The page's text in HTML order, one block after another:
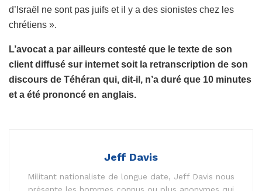
d’Israël ne sont pas juifs et il y a des sionistes chez les
chrétiens ».
L’avocat a par ailleurs contesté que le texte de son
client diffusé sur internet soit la retranscription de son
discours de Téhéran qui, dit-il, n’a duré que 10 minutes
et a été prononcé en anglais.
Jeff Davis
Militant nationaliste de longue date, Jeff Davis nous
présente les hommes connus ou plus anonymes qui